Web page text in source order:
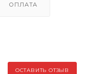
ОПЛАТА
ОСТАВИТЬ ОТЗЫВ